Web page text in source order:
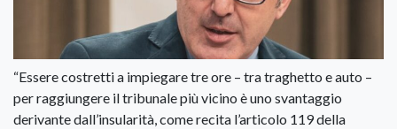
“Essere costretti a impiegare tre ore – tra traghetto e auto –
per raggiungere il tribunale più vicino è uno svantaggio
derivante dall’insularità, come recita l’articolo 119 della